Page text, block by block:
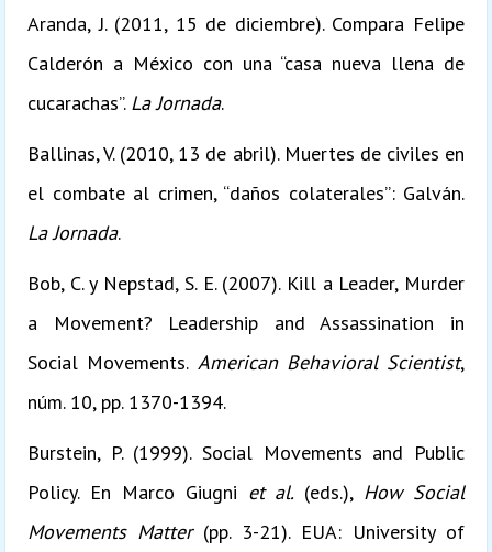
Aranda, J. (2011, 15 de diciembre). Compara Felipe
Calderón a México con una “casa nueva llena de
cucarachas”. La Jornada.
Ballinas, V. (2010, 13 de abril). Muertes de civiles en
el combate al crimen, “daños colaterales”: Galván.
La Jornada.
Bob, C. y Nepstad, S. E. (2007). Kill a Leader, Murder
a Movement? Leadership and Assassination in
Social Movements. American Behavioral Scientist,
núm. 10, pp. 1370-1394.
Burstein, P. (1999). Social Movements and Public
Policy. En Marco Giugni et al. (eds.), How Social
Movements Matter (pp. 3-21). EUA: University of